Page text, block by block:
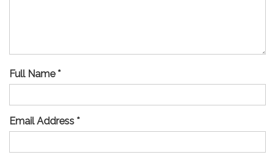
Full Name *
Email Address *